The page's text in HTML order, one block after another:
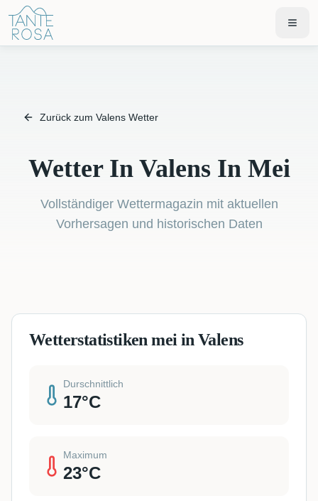
Zurück zum Valens Wetter
Wetter In Valens In Mei
Vollständiger Wettermagazin mit aktuellen
Vorhersagen und historischen Daten
Wetterstatistiken mei in Valens
Durschnittlich
17°C
Maximum
23°C